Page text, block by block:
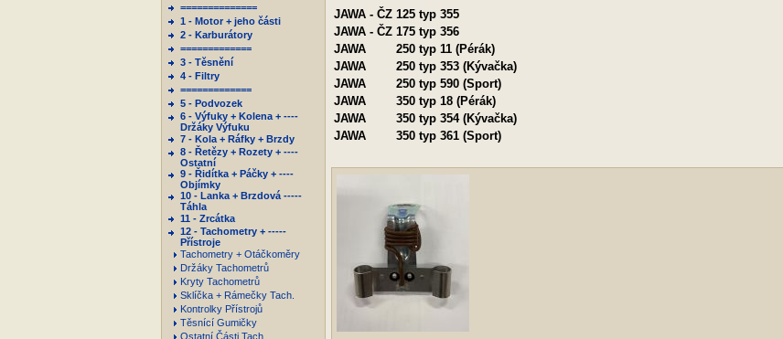
==============
1 - Motor + jeho části
2 - Karburátory
=============
3 - Těsnění
4 - Filtry
=============
5 - Podvozek
6 - Výfuky + Kolena + ----
Držáky Výfuku
7 - Kola + Ráfky + Brzdy
8 - Řetězy + Rozety + ----
Ostatní
9 - Řidítka + Páčky + ----
Objímky
10 - Lanka + Brzdová -----
Táhla
11 - Zrcátka
12 - Tachometry + -----
Přístroje
Tachometry + Otáčkoměry
Držáky Tachometrů
Kryty Tachometrů
Sklíčka + Rámečky Tach.
Kontrolky Přístrojů
Těsnící Gumičky
Ostatní Části Tach.
JAWA - ČZ 125 typ 355
JAWA - ČZ 175 typ 356
JAWA
250 typ 11 (Pérák)
JAWA
250 typ 353 (Kývačka)
JAWA
250 typ 590 (Sport)
JAWA
350 typ 18 (Pérák)
JAWA
350 typ 354 (Kývačka)
JAWA
350 typ 361 (Sport)